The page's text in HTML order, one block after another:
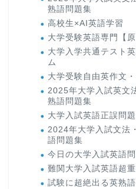
熟語問題集
高校生×AI英語学習
大学受験英語専門【原
大学入学共通テスト
ム
大学受験自由英作文
2025年大学入試英文
熟語問題集
大学入試英語正誤問
2024年大学入試文法
語問題集
今日の大学入試英語問
難関大学入試英語超
試験に超絶出る英熟